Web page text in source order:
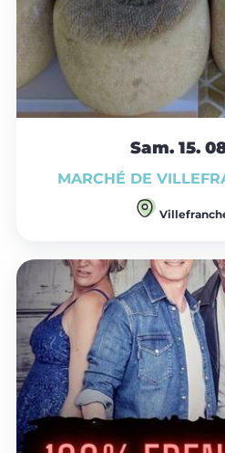
Sam. 15.
MARCHÉ DE